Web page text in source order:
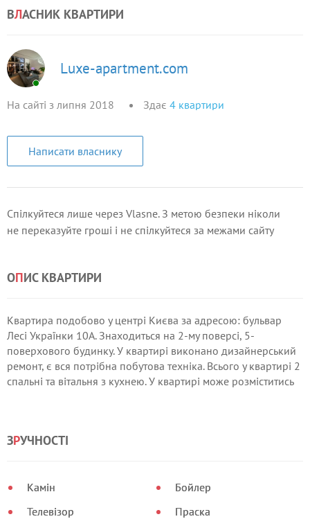
ВЛАСНИК КВАРТИРИ
Luxe-apartment.com
На сайті з липня 2018 Здає 4 квартири
Написати власнику
Спілкуйтеся лише через Vlasne. З метою безпеки ніколи
не переказуйте гроші і не спілкуйтеся за межами сайту
ОПИС КВАРТИРИ
Квартира подобово у центрі Києва за адресою: бульвар
Лесі Українки 10А. Знаходиться на 2-му поверсі, 5-
поверхового будинку. У квартирі виконано дизайнерський
ремонт, є вся потрібна побутова техніка. Всього у квартирі 2
спальні та вітальня з кухнею. У квартирі може розміститись
ЗРУЧНОСТІ
Камін
Телевізор
Бойлер
Праска